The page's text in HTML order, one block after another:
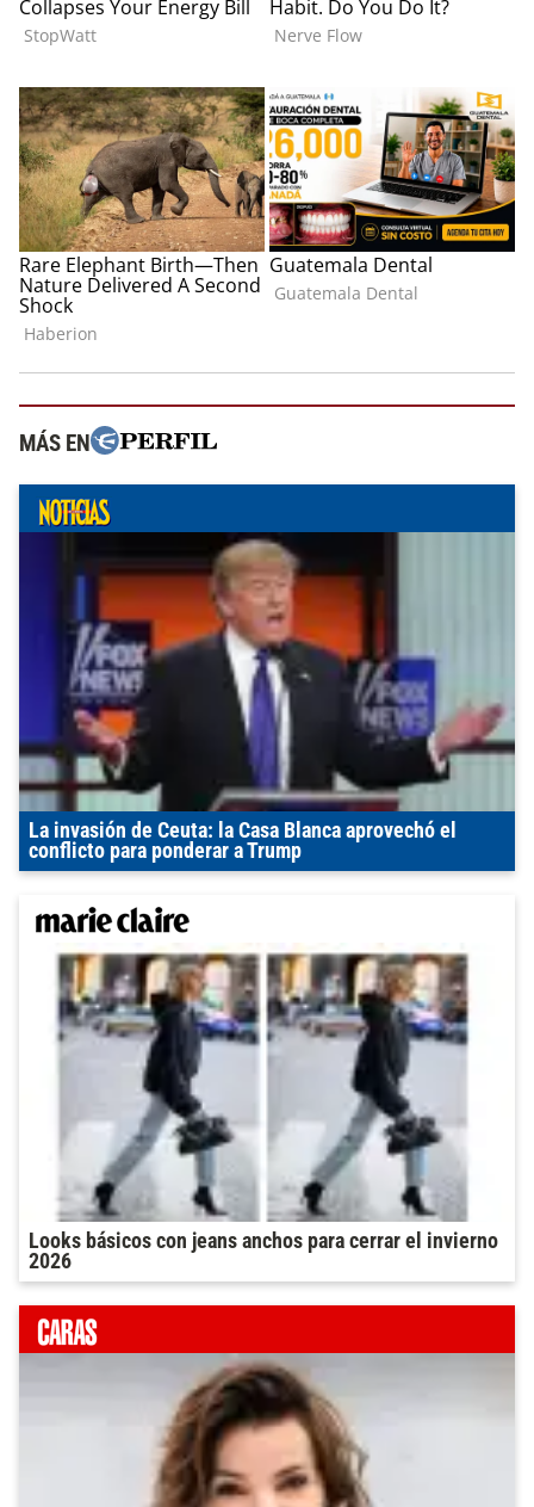
MÁS EN
La invasión de Ceuta: la Casa Blanca aprovechó el
conflicto para ponderar a Trump
Looks básicos con jeans anchos para cerrar el invierno
2026